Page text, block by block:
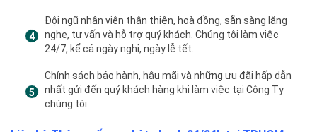
Đội ngũ nhân viên thân thiện, hoà đồng, sẵn sàng lắng
nghe, tư vấn và hỗ trợ quý khách. Chúng tôi làm việc
24/7, kể cả ngày nghỉ, ngày lễ tết.
Chính sách bảo hành, hậu mãi và những ưu đãi hấp dẫn
nhất gửi đến quý khách hàng khi làm việc tại Công Ty
chúng tôi.